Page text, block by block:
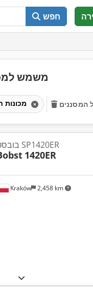
חפש
משמש
המסננים
Kraków 2,458 km
בובסט SP1420ER
1420ER